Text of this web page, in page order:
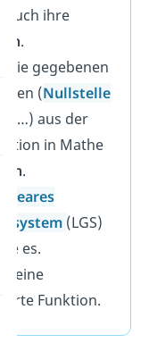
auch ihre
.
die gegebenen
(Nullstelle
, …) aus der
in Mathe
.
lineares
(LGS)
es.
deine
Funktion.